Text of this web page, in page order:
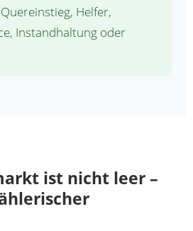
Helfer,
Instandhaltung oder
ist nicht leer –